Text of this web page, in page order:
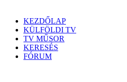
KEZDŐLAP
KÜLFÖLDI TV
TV MŰSOR
KERESÉS
FÓRUM